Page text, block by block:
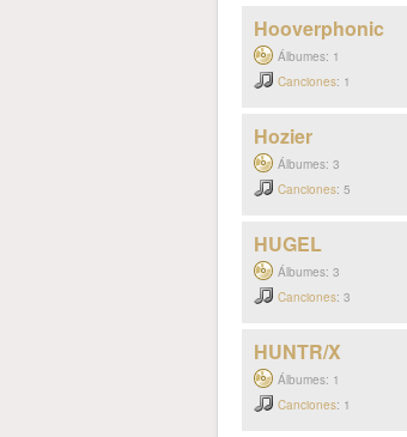
Hooverphonic
Álbumes: 1
Canciones: 1
Hozier
Álbumes: 3
Canciones: 5
HUGEL
Álbumes: 3
Canciones: 3
HUNTR/X
Álbumes: 1
Canciones: 1